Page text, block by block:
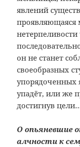
явлений
проявляющаяся
он не станет
своеобразных
упорядоченных
упадёт, или же
достигнув
О опьяневшие
алчности к